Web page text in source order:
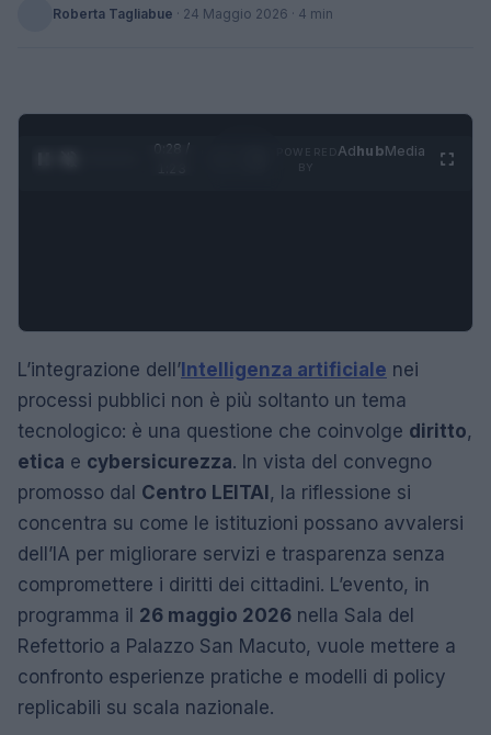
Roberta Tagliabue · 24 Maggio 2026 · 4 min
0:29 /
AdhubMedia
L’integrazione dell’ Intelligenza artificiale nei
processi pubblici non è più soltanto un tema
tecnologico: è una questione che coinvolge diritto,
etica e cybersicurezza. In vista del convegno
promosso dal Centro LEITAI , la riflessione si
concentra su come le istituzioni possano avvalersi
dell’IA per migliorare servizi e trasparenza senza
compromettere i diritti dei cittadini. L’evento, in
programma il 26 maggio 2026 nella Sala del
Refettorio a Palazzo San Macuto, vuole mettere a
confronto esperienze pratiche e modelli di policy
replicabili su scala nazionale.